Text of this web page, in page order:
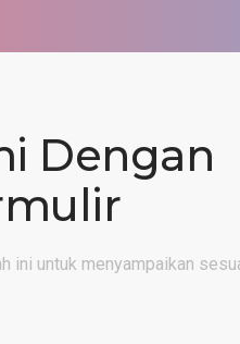
Dengan
ini untuk menyampaikan